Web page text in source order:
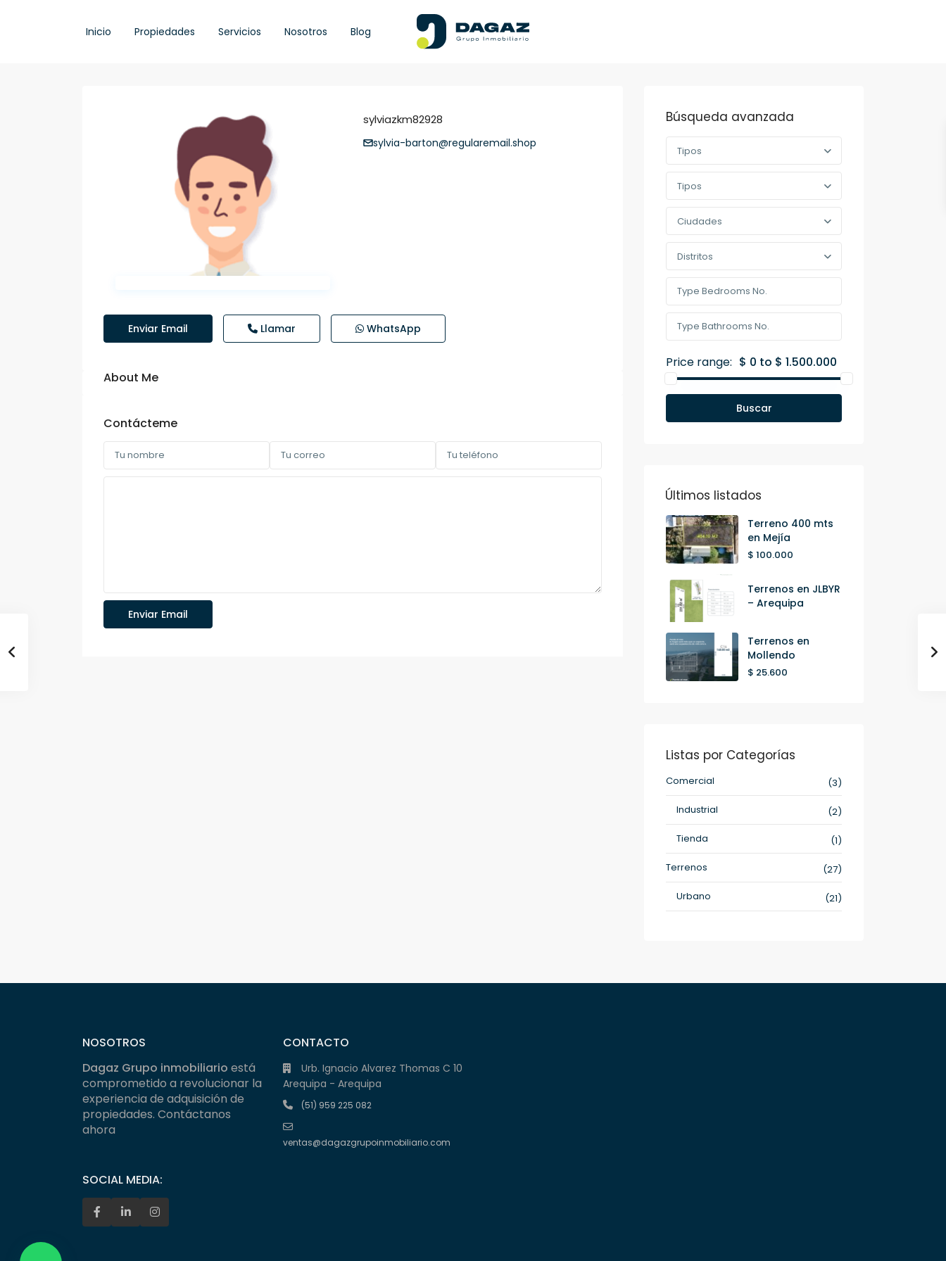
Inicio Propiedades Servicios Nosotros Blog
sylviazkm82928
sylvia-barton@regularemail.shop
Enviar Email Llamar WhatsApp
About Me
Contácteme
Búsqueda avanzada
Tipos
Tipos
Ciudades
Distritos
Price range: $ 0 to $ 1.500.000
Buscar
Últimos listados
Terreno 400 mts
en Mejía
$ 100.000
Terrenos en JLBYR
– Arequipa
Terrenos en
Mollendo
$ 25.600
Listas por Categorías
Comercial
(3)
Industrial
(2)
Tienda
(1)
Terrenos
(27)
Urbano
(21)
NOSOTROS
Dagaz Grupo inmobiliario está
comprometido a revolucionar la
experiencia de adquisición de
propiedades. Contáctanos
ahora
SOCIAL MEDIA:
CONTACTO
Urb. Ignacio Alvarez Thomas C 10
Arequipa - Arequipa
(51) 959 225 082
ventas@dagazgrupoinmobiliario.com